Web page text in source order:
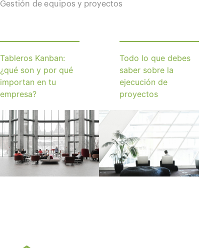
Gestión de equipos y proyectos
Tableros Kanban:
¿qué son y por qué
importan en tu
empresa?
Todo lo que debes
saber sobre la
ejecución de
proyectos